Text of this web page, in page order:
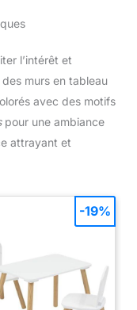
l’intérêt et
murs en tableau
avec des motifs
pour une ambiance
attrayant et
-19%